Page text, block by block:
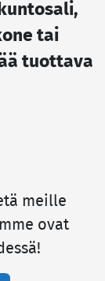
tai
tuottava
meille
ovat